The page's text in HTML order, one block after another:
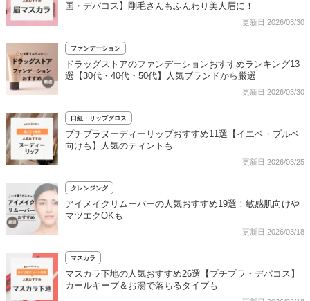
国・デパコス】剛毛さんもふんわり美人眉に！
更新日:2026/03/30
ファンデーション
ドラッグストアのファンデーションおすすめランキング13
選【30代・40代・50代】人気ブランドから厳選
更新日:2026/03/30
口紅・リップグロス
プチプラヌーディーリップおすすめ11選【イエベ・ブルベ
向けも】人気のティントも
更新日:2026/03/25
クレンジング
アイメイクリムーバーの人気おすすめ19選！敏感肌向けや
マツエクOKも
更新日:2026/03/18
マスカラ
マスカラ下地の人気おすすめ26選【プチプラ・デパコス】
カールキープ＆お湯で落ちるタイプも